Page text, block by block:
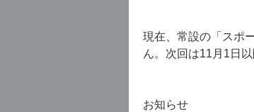
現在、常設の「スポ
ん。次回は11月1日以
お知らせ